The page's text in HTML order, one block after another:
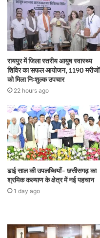
रायपुर में जिला स्तरीय आयुष स्वास्थ्य
शिविर का सफल आयोजन, 1190 मरीजों
को मिला निःशुल्क उपचार
22 hours ago
ढाई साल की उपलब्धियाँ- छत्तीसगढ़ का
श्रमिक कल्याण के क्षेत्र में नई पहचान
1 day ago